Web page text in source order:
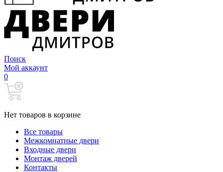
Поиск
Мой аккаунт
0
Нет товаров в корзине
Все товары
Межкомнатные двери
Входные двери
Монтаж дверей
Контакты